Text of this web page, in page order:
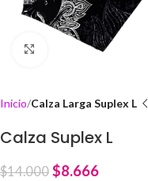
Click to enlarge
Inicio Calza Larga Suplex L
Calza Suplex L
$14.000 $8.666